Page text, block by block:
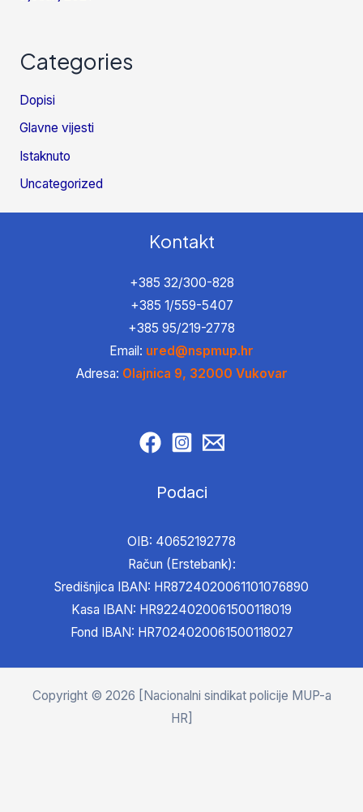
Categories
Dopisi
Glavne vijesti
Istaknuto
Uncategorized
Kontakt
+385 32/300-828
+385 1/559-5407
+385 95/219-2778
Email: ured@nspmup.hr
Adresa: Olajnica 9, 32000 Vukovar
Podaci
OIB: 40652192778
Račun (Erstebank):
Središnjica IBAN: HR8724020061101076890
Kasa IBAN: HR9224020061500118019
Fond IBAN: HR7024020061500118027
Copyright © 2026 [Nacionalni sindikat policije MUP-a
HR]